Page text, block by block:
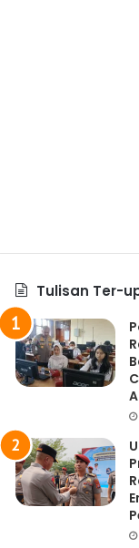
Tulisan Ter-